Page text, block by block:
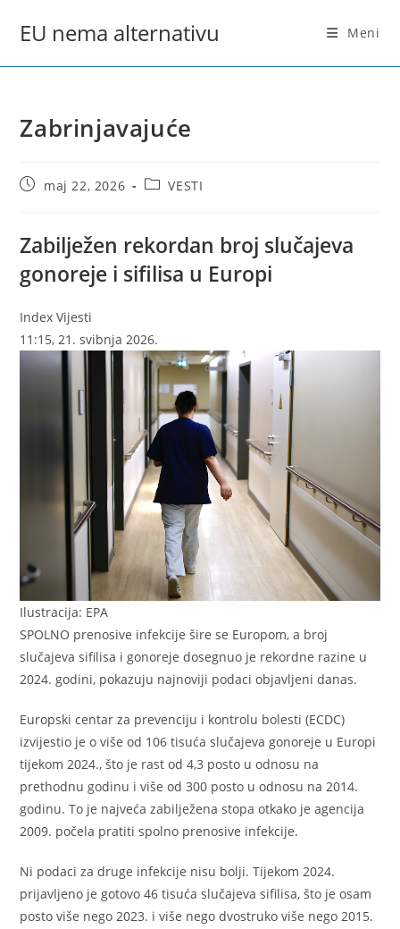
EU nema alternativu Meni
Zabrinjavajuće
Postmaj 22, 2026
PostVESTI
Zabilježen rekordan broj slučajeva
gonoreje i sifilisa u Europi
Index Vijesti
11:15, 21. svibnja 2026.
Ilustracija: EPA
SPOLNO prenosive infekcije šire se Europom, a broj
slučajeva sifilisa i gonoreje dosegnuo je rekordne razine u
2024. godini, pokazuju najnoviji podaci objavljeni danas.
Europski centar za prevenciju i kontrolu bolesti (ECDC)
izvijestio je o više od 106 tisuća slučajeva gonoreje u Europi
tijekom 2024., što je rast od 4,3 posto u odnosu na
prethodnu godinu i više od 300 posto u odnosu na 2014.
godinu. To je najveća zabilježena stopa otkako je agencija
2009. počela pratiti spolno prenosive infekcije.
Ni podaci za druge infekcije nisu bolji. Tijekom 2024.
prijavljeno je gotovo 46 tisuća slučajeva sifilisa, što je osam
posto više nego 2023. i više nego dvostruko više nego 2015.